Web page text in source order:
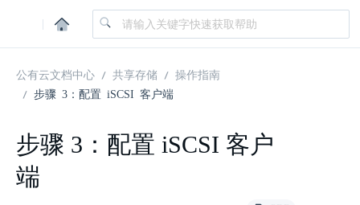
|
公有云文档中心 共享存储
操作指南
步骤 3：配置 iSCSI 客户端
步骤 3：配置 iSCSI 客户
端